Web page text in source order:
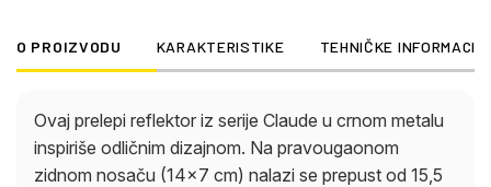
O PROIZVODU KARAKTERISTIKE TEHNIČKE
Ovaj prelepi reflektor iz serije Claude u crnom metalu
inspiriše odličnim dizajnom. Na pravougaonom
zidnom nosaču (14×7 cm) nalazi se prepust od 15,5